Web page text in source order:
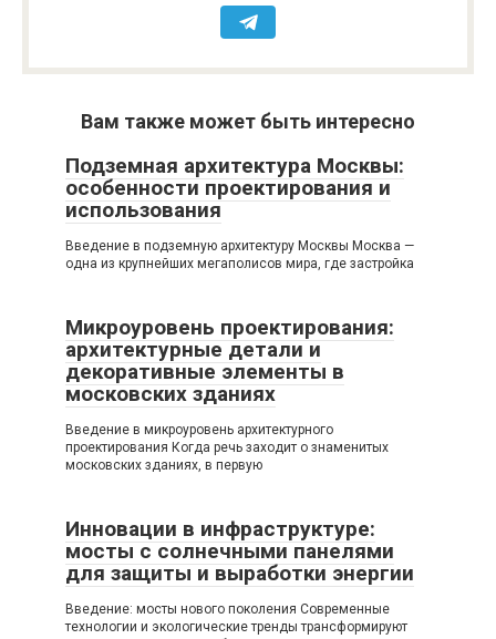
Вам также может быть интересно
Подземная архитектура Москвы:
особенности проектирования и
использования
Введение в подземную архитектуру Москвы Москва —
одна из крупнейших мегаполисов мира, где застройка
Микроуровень проектирования:
архитектурные детали и
декоративные элементы в
московских зданиях
Введение в микроуровень архитектурного
проектирования Когда речь заходит о знаменитых
московских зданиях, в первую
Инновации в инфраструктуре:
мосты с солнечными панелями
для защиты и выработки энергии
Введение: мосты нового поколения Современные
технологии и экологические тренды трансформируют